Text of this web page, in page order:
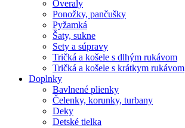
Overaly
Ponožky, pančušky
Pyžamká
Šaty, sukne
Sety a súpravy
Tričká a košele s dlhým rukávom
Tričká a košele s krátkym rukávom
Doplnky
Bavlnené plienky
Čelenky, korunky, turbany
Deky
Detské tielka